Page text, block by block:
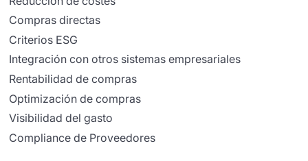
Compras directas
Criterios ESG
Integración con otros sistemas empresariales
Rentabilidad de compras
Optimización de compras
Visibilidad del gasto
Compliance de Proveedores